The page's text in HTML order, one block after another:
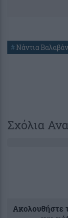
#Νάντια
Σχόλια
Ακολουθήστε